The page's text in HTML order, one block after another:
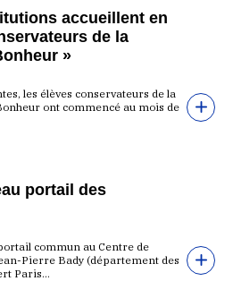
accueillent en
de la
»
les élèves conservateurs de la
ont commencé au mois de
portail des
commun au Centre de
Pierre Bady (département des
Paris…